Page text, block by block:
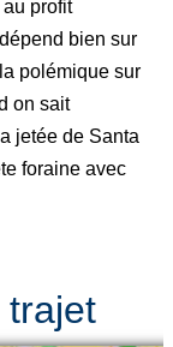
profit
bien sur
polémique sur
on sait
jetée de Santa
foraine avec
trajet